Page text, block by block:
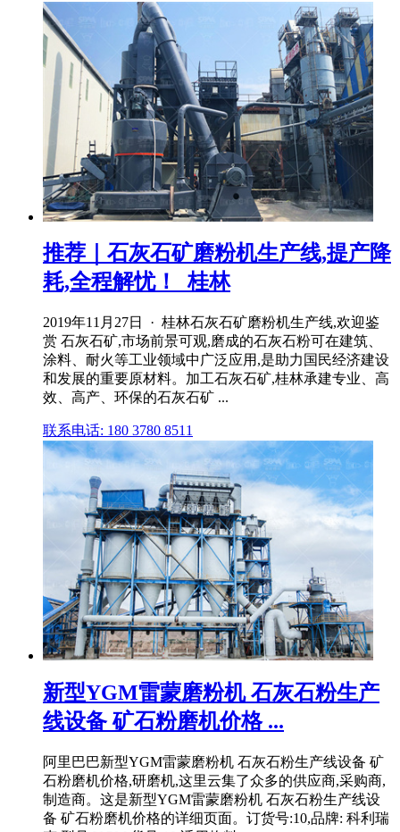
推荐｜石灰石矿磨粉机生产线,提产降
耗,全程解忧！_桂林
2019年11月27日 · 桂林石灰石矿磨粉机生产线,欢迎鉴
赏 石灰石矿,市场前景可观,磨成的石灰石粉可在建筑、
涂料、耐火等工业领域中广泛应用,是助力国民经济建设
和发展的重要原材料。加工石灰石矿,桂林承建专业、高
效、高产、环保的石灰石矿 ...
联系电话: 180 3780 8511
新型YGM雷蒙磨粉机 石灰石粉生产
线设备 矿石粉磨机价格 ...
阿里巴巴新型YGM雷蒙磨粉机 石灰石粉生产线设备 矿
石粉磨机价格,研磨机,这里云集了众多的供应商,采购商,
制造商。这是新型YGM雷蒙磨粉机 石灰石粉生产线设
备 矿石粉磨机价格的详细页面。订货号:10,品牌: 科利瑞